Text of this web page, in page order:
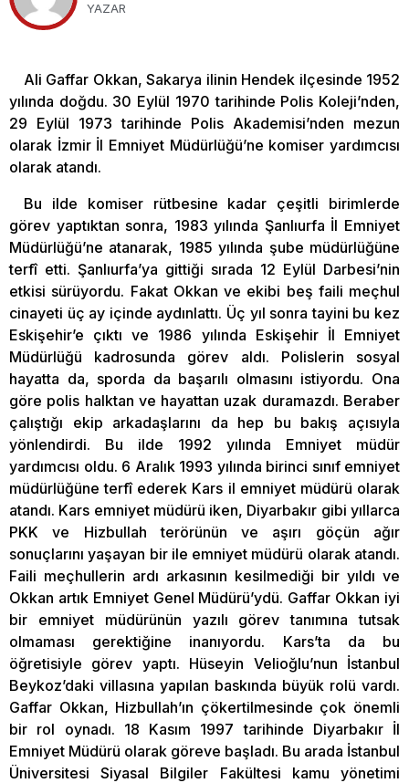
YAZAR
Ali Gaffar Okkan, Sakarya ilinin Hendek ilçesinde 1952
yılında doğdu. 30 Eylül 1970 tarihinde Polis Koleji’nden,
29 Eylül 1973 tarihinde Polis Akademisi’nden mezun
olarak İzmir İl Emniyet Müdürlüğü’ne komiser yardımcısı
olarak atandı.
Bu ilde komiser rütbesine kadar çeşitli birimlerde
görev yaptıktan sonra, 1983 yılında Şanlıurfa İl Emniyet
Müdürlüğü’ne atanarak, 1985 yılında şube müdürlüğüne
terfî etti. Şanlıurfa’ya gittiği sırada 12 Eylül Darbesi’nin
etkisi sürüyordu. Fakat Okkan ve ekibi beş faili meçhul
cinayeti üç ay içinde aydınlattı. Üç yıl sonra tayini bu kez
Eskişehir’e çıktı ve 1986 yılında Eskişehir İl Emniyet
Müdürlüğü kadrosunda görev aldı. Polislerin sosyal
hayatta da, sporda da başarılı olmasını istiyordu. Ona
göre polis halktan ve hayattan uzak duramazdı. Beraber
çalıştığı ekip arkadaşlarını da hep bu bakış açısıyla
yönlendirdi. Bu ilde 1992 yılında Emniyet müdür
yardımcısı oldu. 6 Aralık 1993 yılında birinci sınıf emniyet
müdürlüğüne terfî ederek Kars il emniyet müdürü olarak
atandı. Kars emniyet müdürü iken, Diyarbakır gibi yıllarca
PKK ve Hizbullah terörünün ve aşırı göçün ağır
sonuçlarını yaşayan bir ile emniyet müdürü olarak atandı.
Faili meçhullerin ardı arkasının kesilmediği bir yıldı ve
Okkan artık Emniyet Genel Müdürü’ydü. Gaffar Okkan iyi
bir emniyet müdürünün yazılı görev tanımına tutsak
olmaması gerektiğine inanıyordu. Kars’ta da bu
öğretisiyle görev yaptı. Hüseyin Velioğlu’nun İstanbul
Beykoz’daki villasına yapılan baskında büyük rolü vardı.
Gaffar Okkan, Hizbullah’ın çökertilmesinde çok önemli
bir rol oynadı. 18 Kasım 1997 tarihinde Diyarbakır İl
Emniyet Müdürü olarak göreve başladı. Bu arada İstanbul
Üniversitesi Siyasal Bilgiler Fakültesi kamu yönetimi